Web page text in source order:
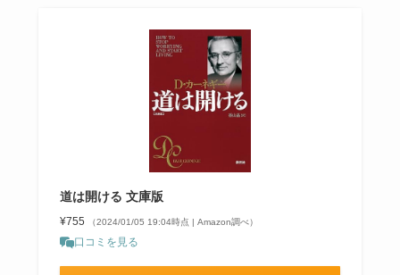
道は開ける 文庫版
¥755 （2024/01/05 19:04時点 | Amazon調べ）
口コミを見る